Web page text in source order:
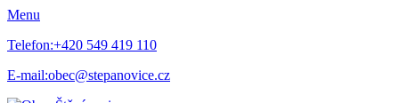
Menu
Telefon:+420 549 419 110
E-mail:obec@stepanovice.cz